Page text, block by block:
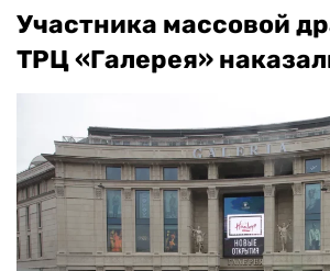
Участника массовой
ТРЦ «Галерея»